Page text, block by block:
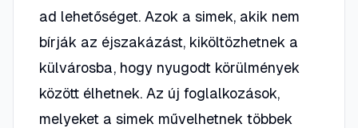
ad lehetőséget. Azok a simek, akik nem
bírják az éjszakázást, kiköltözhetnek a
külvárosba, hogy nyugodt körülmények
között élhetnek. Az új foglalkozások,
melyeket a simek művelhetnek többek